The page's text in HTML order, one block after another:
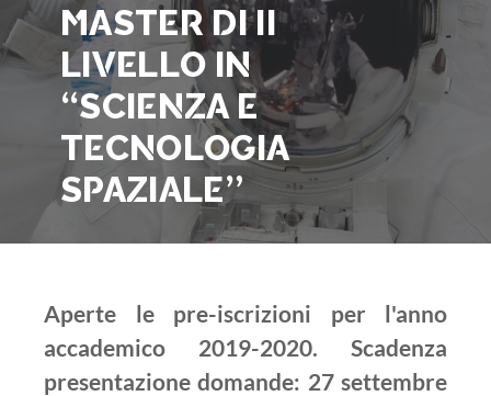
MASTER DI II
LIVELLO IN
“SCIENZA E
TECNOLOGIA
SPAZIALE”
Aperte le pre-iscrizioni per l'anno
accademico 2019-2020. Scadenza
presentazione domande: 27 settembre